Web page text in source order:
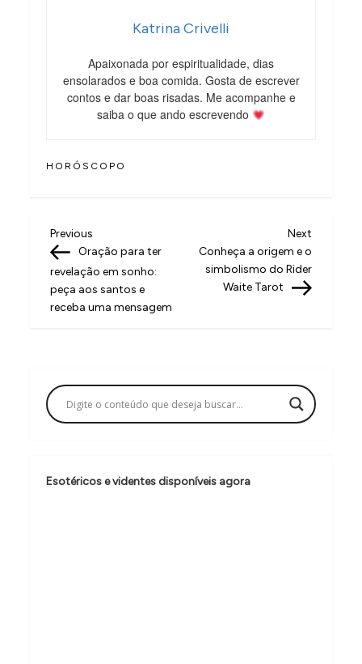
Katrina Crivelli
Apaixonada por espiritualidade, dias
ensolarados e boa comida. Gosta de escrever
contos e dar boas risadas. Me acompanhe e
saiba o que ando escrevendo
HORÓSCOPO
N
a
v
e
ç
ã
d
Previous
Post
Previous
Oração para ter
revelação em sonho:
peça aos santos e
receba uma mensagem
Next
Post
Next
Conheça a origem e o
simbolismo do Rider
Waite Tarot
Esotéricos e videntes disponíveis agora